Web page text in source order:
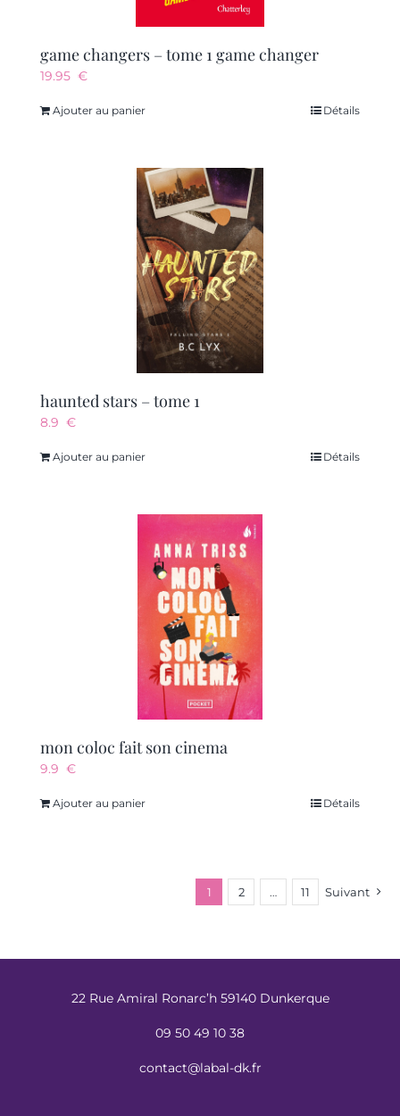
game changers – tome 1 game changer
19.95 €
Ajouter au panier Détails
haunted stars – tome 1
8.9 €
Ajouter au panier Détails
mon coloc fait son cinema
9.9 €
Ajouter au panier Détails
1 2 … 11 Suivant
22 Rue Amiral Ronarc’h 59140 Dunkerque
09 50 49 10 38
contact@labal-dk.fr